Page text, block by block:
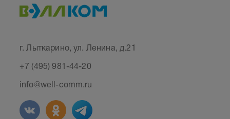
г. Лыткарино, ул. Ленина, д.21
+7 (495) 981-44-20
info@well-comm.ru